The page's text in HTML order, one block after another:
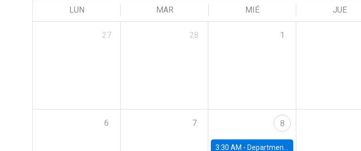
LUN MAR MIÉ JUE
27 28 1
6 7 8
3:30 AM - Department Seminar: James Robinson